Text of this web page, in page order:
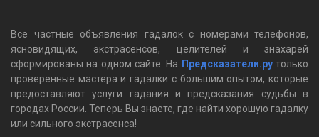
Все частные объявления гадалок c номерами телефонов,
ясновидящих, экстрасенсов, целителей и знахарей
сформированы на одном сайте. На Предсказатели.ру только
проверенные мастера и гадалки с большим опытом, которые
предоставляют услуги гадания и предсказания судьбы в
городах России. Теперь Вы знаете, где найти хорошую гадалку
или сильного экстрасенса!